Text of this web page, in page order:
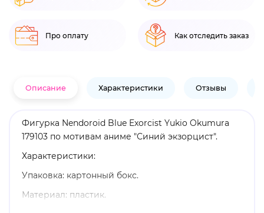
Про оплату Как отследить заказ
Описание Характеристики Отзывы
Фигурка Nendoroid Blue Exorcist Yukio Okumura
179103 по мотивам аниме "Синий экзорцист".
Характеристики:
Упаковка: картонный бокс.
Материал: пластик.